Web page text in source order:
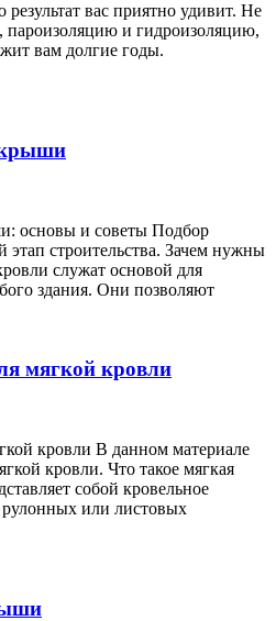
вас приятно удивит. Не
пароизоляцию и гидроизоляцию,
вам долгие годы.
крыши
основы и советы Подбор
строительства. Зачем нужны
служат основой для
здания. Они позволяют
мягкой кровли
кровли В данном материале
кровли. Что такое мягкая
собой кровельное
или листовых